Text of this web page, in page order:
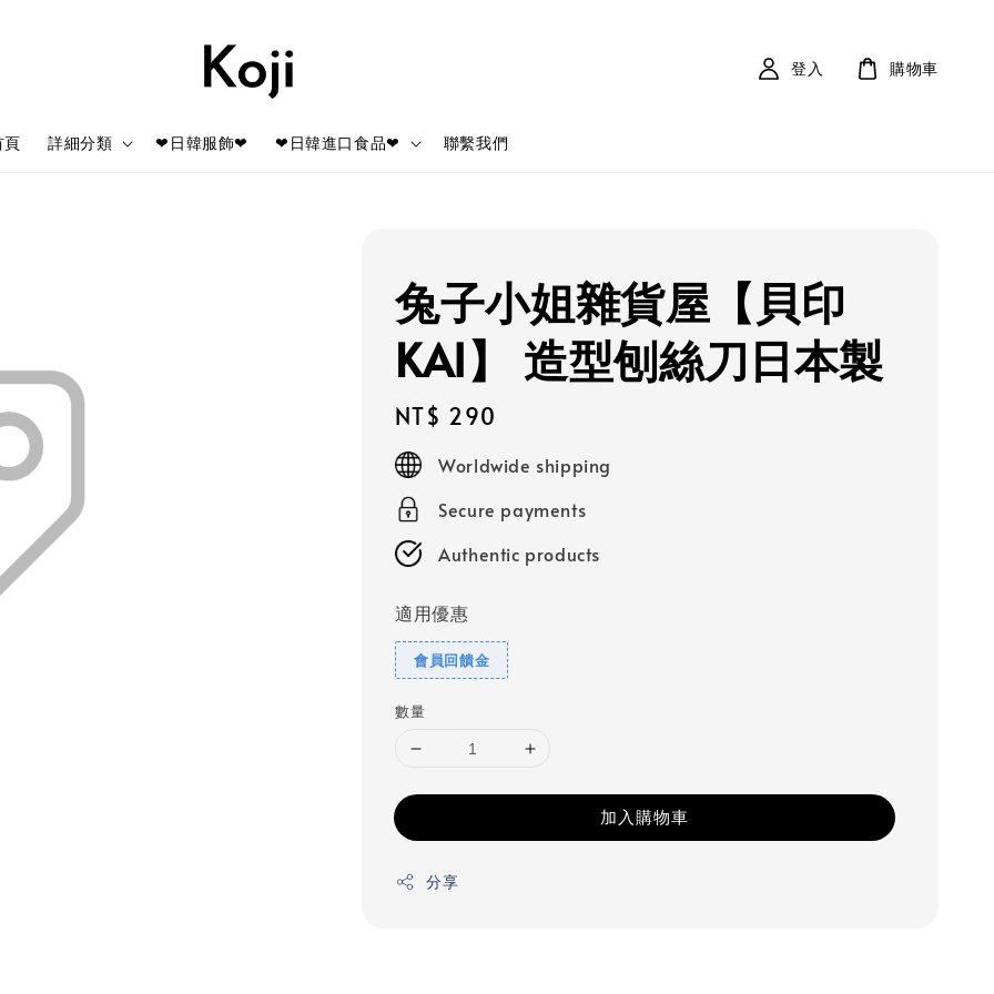
頁 詳細分類 ❤日韓服飾❤ ❤日韓進口食品❤ 聯繫我們
登入 購物車
兔子小姐雜貨屋【貝印
KAI】 造型刨絲刀日本製
Regular
price
NT$ 290
Worldwide shipping
Secure payments
Authentic products
適用優惠
會員回饋金
數量
加入購物車
分享